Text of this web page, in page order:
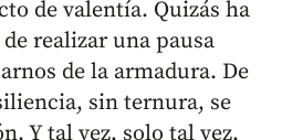
de valentía. Quizás ha
realizar una pausa
de la armadura. De
sin ternura, se
Y tal vez, solo tal vez,